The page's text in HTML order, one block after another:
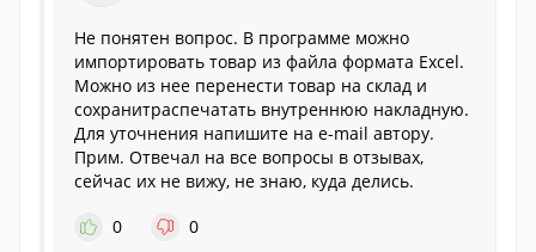
Не понятен вопрос. В программе можно
импортировать товар из файла формата Excel.
Можно из нее перенести товар на склад и
сохранитраспечатать внутреннюю накладную.
Для уточнения напишите на e-mail автору.
Прим. Отвечал на все вопросы в отзывах,
сейчас их не вижу, не знаю, куда делись.
0
0